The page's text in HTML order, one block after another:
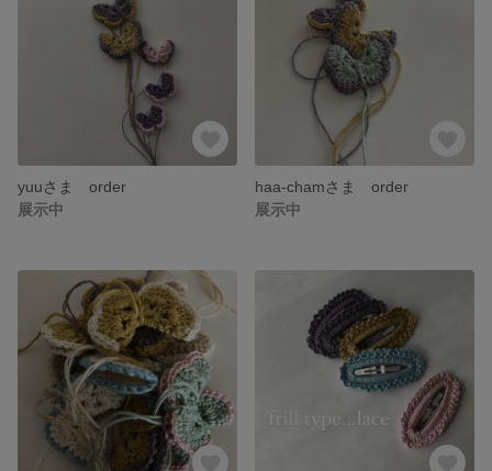
yuuさま order
展示中
haa-chamさま order
展示中